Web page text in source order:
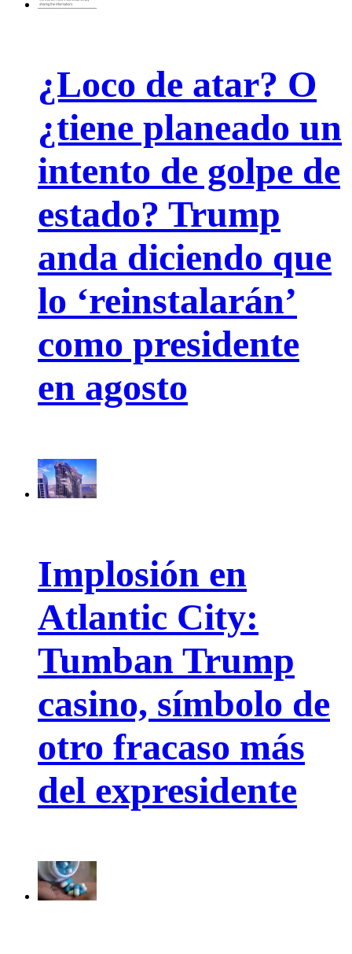
¿Loco de atar? O
¿tiene planeado un
intento de golpe de
estado? Trump
anda diciendo que
lo ‘reinstalarán’
como presidente
en agosto
Implosión en
Atlantic City:
Tumban Trump
casino, símbolo de
otro fracaso más
del expresidente